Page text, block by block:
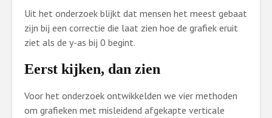
Uit het onderzoek blijkt dat mensen het meest gebaat
zijn bij een correctie die laat zien hoe de grafiek eruit
ziet als de y-as bij 0 begint.
Eerst kijken, dan zien
Voor het onderzoek ontwikkelden we vier methoden
om grafieken met misleidend afgekapte verticale